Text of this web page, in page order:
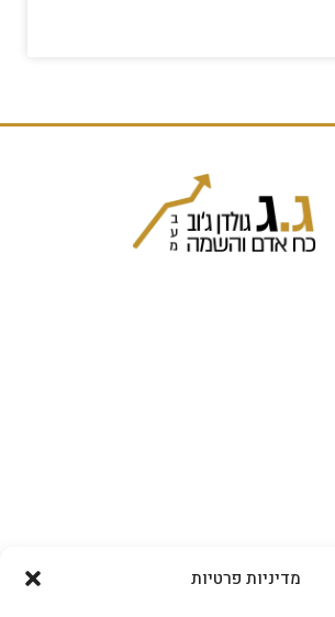
מדיניות פרטיות